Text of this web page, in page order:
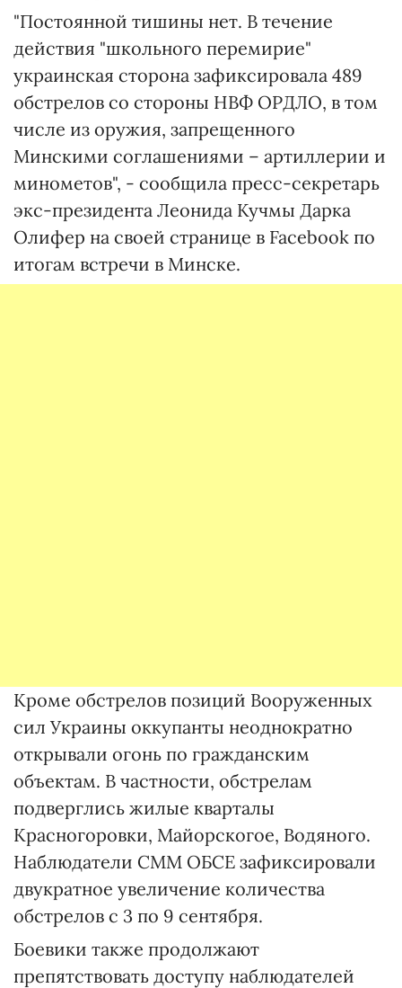
"Постоянной тишины нет. В течение
действия "школьного перемирие"
украинская сторона зафиксировала 489
обстрелов со стороны НВФ ОРДЛО, в том
числе из оружия, запрещенного
Минскими соглашениями – артиллерии и
минометов", - сообщила пресс-секретарь
экс-президента Леонида Кучмы Дарка
Олифер на своей странице в Facebook по
итогам встречи в Минске.
Кроме обстрелов позиций Вооруженных
сил Украины оккупанты неоднократно
открывали огонь по гражданским
объектам. В частности, обстрелам
подверглись жилые кварталы
Красногоровки, Майорскогое, Водяного.
Наблюдатели СММ ОБСЕ зафиксировали
двукратное увеличение количества
обстрелов с 3 по 9 сентября.
Боевики также продолжают
препятствовать доступу наблюдателей